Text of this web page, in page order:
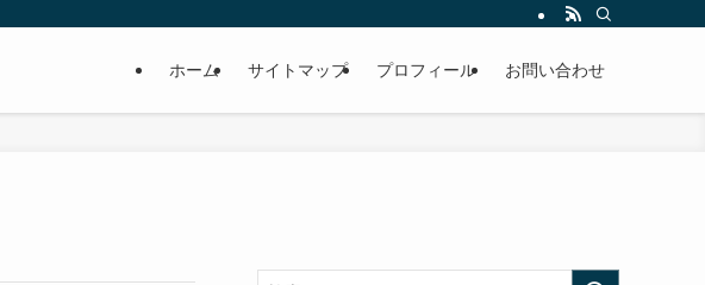
ホーム サイトマップ プロフィール お問い合わせ